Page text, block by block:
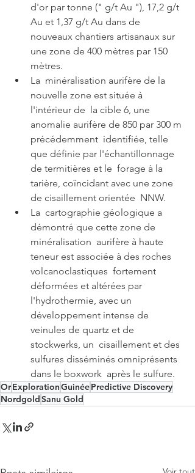
d'or par tonne (" g/t Au "), 17,2 g/t
Au et 1,37 g/t Au dans de
nouveaux chantiers artisanaux sur
une zone de 400 mètres par 150
mètres.
La  minéralisation aurifère de la
nouvelle zone est située à
l'intérieur de  la cible 6, une
anomalie aurifère de 850 par 300 m
précédemment  identifiée, telle
que définie par l'échantillonnage
de termitières et le  forage à la
tarière, coïncidant avec une zone
de cisaillement orientée  NNW.
La  cartographie géologique a
démontré que cette zone de
minéralisation  aurifère à haute
teneur est associée à des roches
volcanoclastiques  fortement
déformées et altérées par
l'hydrothermie, avec un
développement intense de
veinules de quartz et de
stockwerks, un  cisaillement et des
sulfures disséminés omniprésents
dans le boxwork  après le sulfure.
OrExplorationGuinéePredictive Discovery
NordgoldSanu Gold